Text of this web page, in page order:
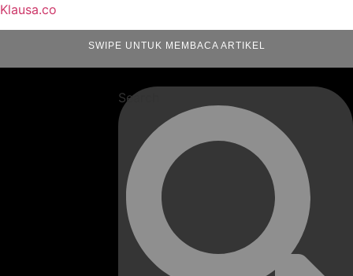
Klausa.co
SWIPE UNTUK MEMBACA ARTIKEL
Search